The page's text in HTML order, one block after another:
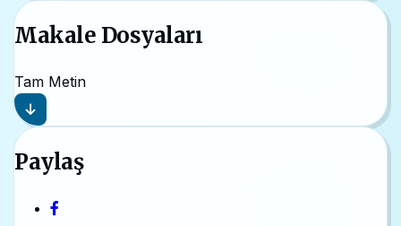
Makale Dosyaları
Tam Metin
Paylaş